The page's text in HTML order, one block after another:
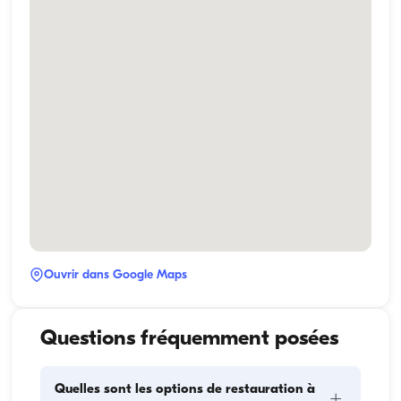
Ouvrir dans Google Maps
Questions fréquemment posées
Quelles sont les options de restauration à